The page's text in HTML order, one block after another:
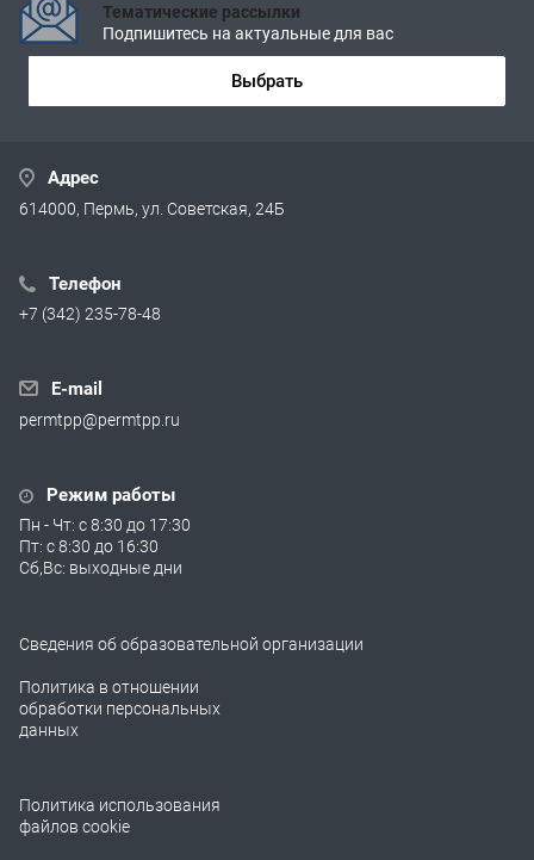
Тематические рассылки
Подпишитесь на актуальные для вас
Выбрать
Адрес
614000, Пермь, ул. Советская, 24Б
Телефон
+7 (342) 235-78-48
E-mail
permtpp@permtpp.ru
Режим работы
Пн - Чт: с 8:30 до 17:30
Пт: с 8:30 до 16:30
Сб,Вс: выходные дни
Сведения об образовательной организации
Политика в отношении
обработки персональных
данных
Политика использования
файлов cookie